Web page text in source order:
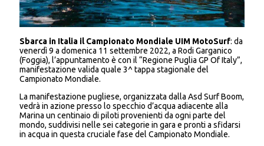
Sbarca in Italia il Campionato Mondiale UIM MotoSurf: da
venerdì 9 a domenica 11 settembre 2022, a Rodi Garganico
(Foggia), l’appuntamento è con il “Regione Puglia GP Of Italy”,
manifestazione valida quale 3^ tappa stagionale del
Campionato Mondiale.
La manifestazione pugliese, organizzata dalla Asd Surf Boom,
vedrà in azione presso lo specchio d’acqua adiacente alla
Marina un centinaio di piloti provenienti da ogni parte del
mondo, suddivisi nelle sei categorie in gara e pronti a sfidarsi
in acqua in questa cruciale fase del Campionato Mondiale.